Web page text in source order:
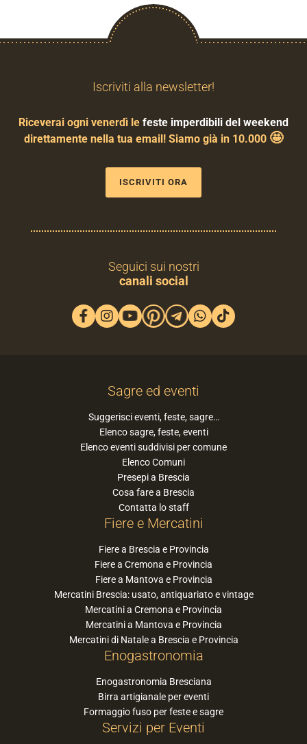
Iscriviti alla newsletter!
Riceverai ogni venerdì le feste imperdibili del weekend
direttamente nella tua email! Siamo già in 10.000 🤩
ISCRIVITI ORA
Seguici sui nostri
canali social
Sagre ed eventi
Suggerisci eventi, feste, sagre…
Elenco sagre, feste, eventi
Elenco eventi suddivisi per comune
Elenco Comuni
Presepi a Brescia
Cosa fare a Brescia
Contatta lo staff
Fiere e Mercatini
Fiere a Brescia e Provincia
Fiere a Cremona e Provincia
Fiere a Mantova e Provincia
Mercatini Brescia: usato, antiquariato e vintage
Mercatini a Cremona e Provincia
Mercatini a Mantova e Provincia
Mercatini di Natale a Brescia e Provincia
Enogastronomia
Enogastronomia Bresciana
Birra artigianale per eventi
Formaggio fuso per feste e sagre
Servizi per Eventi